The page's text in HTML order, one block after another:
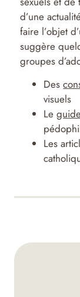
d’une
faire l’objet
suggère
groupes
Des
visuels
Leguide
Les